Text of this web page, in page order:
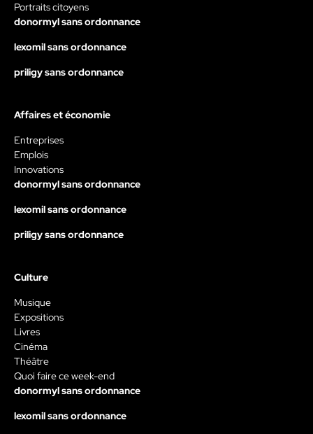
Portraits citoyens
donormyl sans ordonnance
lexomil sans ordonnance
priligy sans ordonnance
Affaires et économie
Entreprises
Emplois
Innovations
donormyl sans ordonnance
lexomil sans ordonnance
priligy sans ordonnance
Culture
Musique
Expositions
Livres
Cinéma
Théâtre
Quoi faire ce week-end
donormyl sans ordonnance
lexomil sans ordonnance